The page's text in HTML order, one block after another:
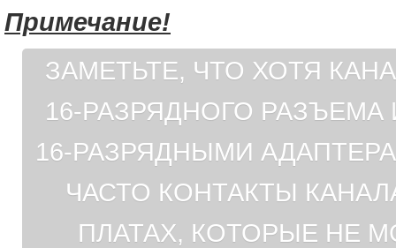
Примечание!
ЗАМЕТЬТЕ, ЧТО ХОТЯ
16-РАЗРЯДНОГО
16-РАЗРЯДНЫМИ
ЧАСТО КОНТАКТЫ
ПЛАТАХ, КОТОРЫЕ НЕ